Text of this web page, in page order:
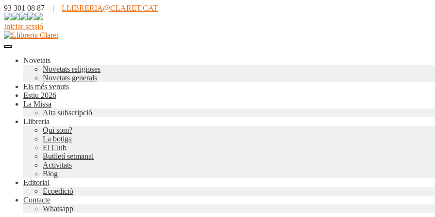
93 301 08 87 | LLIBRERIA@CLARET.CAT
Iniciar sessió
Novetats
Novetats religioses
Novetats generals
Els més venuts
Estiu 2026
La Missa
Alta subscripció
Llibreria
Qui som?
La botiga
El Club
Butlletí setmanal
Activitats
Blog
Editorial
Ecoedició
Contacte
Whatsapp